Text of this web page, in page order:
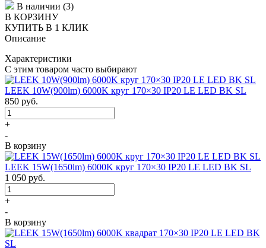
В наличии (3)
В КОРЗИНУ
КУПИТЬ В 1 КЛИК
Описание
Характеристики
С этим товаром часто выбирают
LEEK 10W(900lm) 6000K круг 170×30 IP20 LE LED BK SL
850 руб.
+
-
В корзину
LEEK 15W(1650lm) 6000K круг 170×30 IP20 LE LED BK SL
1 050 руб.
+
-
В корзину